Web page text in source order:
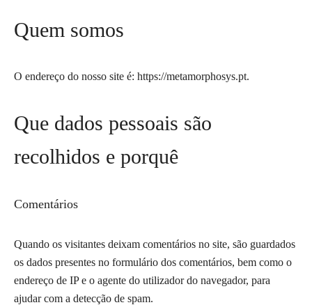
Quem somos
O endereço do nosso site é: https://metamorphosys.pt.
Que dados pessoais são
recolhidos e porquê
Comentários
Quando os visitantes deixam comentários no site, são guardados
os dados presentes no formulário dos comentários, bem como o
endereço de IP e o agente do utilizador do navegador, para
ajudar com a detecção de spam.